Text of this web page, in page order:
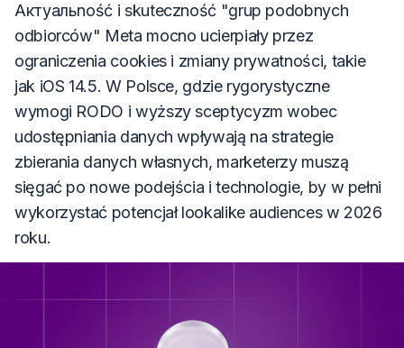
Актуальność i skuteczność "grup podobnych
odbiorców" Meta mocno ucierpiały przez
ograniczenia cookies і zmiany prywatności, takie
jak iOS 14.5. W Polsce, gdzie rygorystyczne
wymogi RODO i wyższy sceptycyzm wobec
udostępniania danych wpływają na strategie
zbierania danych własnych, marketerzy muszą
sięgać po nowe podejścia i technologie, by w pełni
wykorzystać potencjał lookalike audiences w 2026
roku.